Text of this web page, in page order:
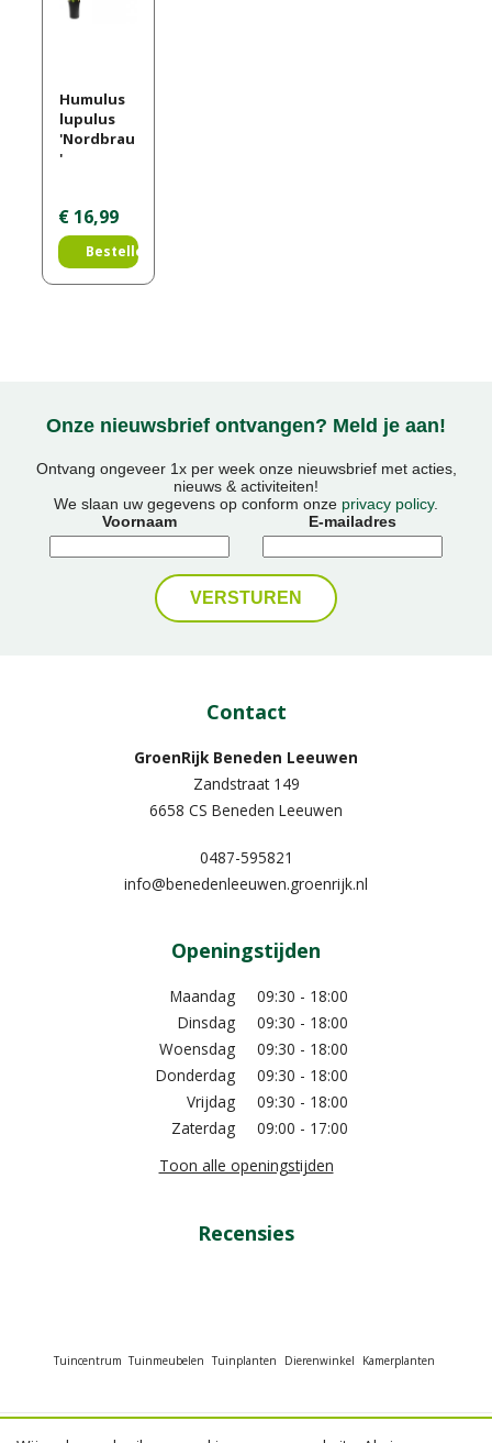
Humulus
lupulus
'Nordbrau
'
€ 16,99
Bestellen
Onze nieuwsbrief ontvangen? Meld je aan!
Ontvang ongeveer 1x per week onze nieuwsbrief met acties,
nieuws & activiteiten!
We slaan uw gegevens op conform onze privacy policy.
Voornaam
E-mailadres
Contact
GroenRijk Beneden Leeuwen​
Zandstraat 149
6658 CS Beneden Leeuwen
0487-595821
info@benedenleeuwen.groenrijk.nl
Openingstijden
Maandag
09:30 - 18:00
Dinsdag
09:30 - 18:00
Woensdag
09:30 - 18:00
Donderdag
09:30 - 18:00
Vrijdag
09:30 - 18:00
Zaterdag
09:00 - 17:00
Toon alle openingstijden
Recensies
Tuincentrum Tuinmeubelen Tuinplanten Dierenwinkel Kamerplanten